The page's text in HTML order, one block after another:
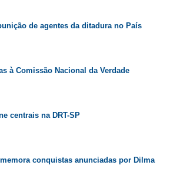
de agentes da ditadura no País
à Comissão Nacional da Verdade
centrais na DRT-SP
conquistas anunciadas por Dilma